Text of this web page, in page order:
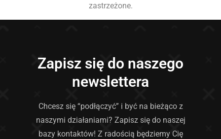
zastrzeżone.
Zapisz się do naszego
newslettera
Chcesz się “podłączyć” i być na bieżąco z
naszymi działaniami? Zapisz się do naszej
bazy kontaktów! Z radością będziemy Cię